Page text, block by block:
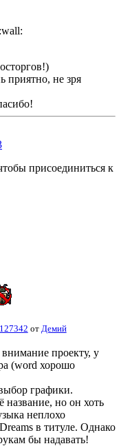
приятно, не зря
присоединиться к
от Демий
проекту, у
(word хорошо
графики.
название, но он хоть
неплохо
в титуле. Однако
бы надавать!